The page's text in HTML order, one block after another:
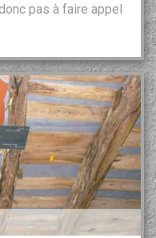
pas à faire appel